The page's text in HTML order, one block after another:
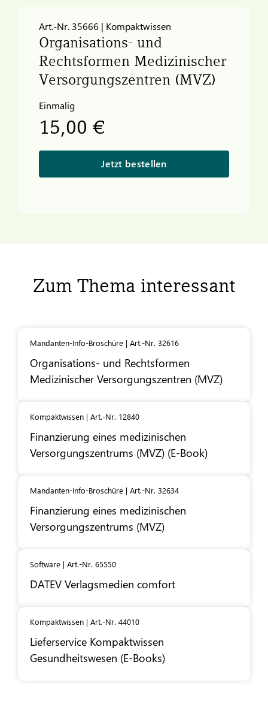
Art.-Nr. 35666 | Kompaktwissen
Organisations- und
Rechtsformen Medizinischer
Versorgungszentren (MVZ)
Einmalig
15,00 €
Jetzt bestellen
Zum Thema interessant
Mandanten-Info-Broschüre | Art.-Nr. 32616
Organisations- und Rechtsformen
Medizinischer Versorgungszentren (MVZ)
Kompaktwissen | Art.-Nr. 12840
Finanzierung eines medizinischen
Versorgungszentrums (MVZ) (E-Book)
Mandanten-Info-Broschüre | Art.-Nr. 32634
Finanzierung eines medizinischen
Versorgungszentrums (MVZ)
Software | Art.-Nr. 65550
DATEV Verlagsmedien comfort
Kompaktwissen | Art.-Nr. 44010
Lieferservice Kompaktwissen
Gesundheitswesen (E-Books)